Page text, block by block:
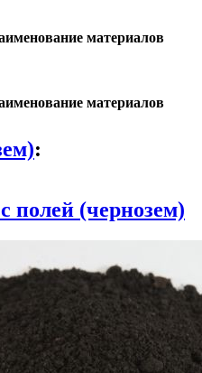
материалов
материалов
:
полей (чернозем)